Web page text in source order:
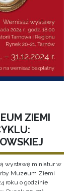
ZIEMI
wystawę miniatur w
Muzeum Ziemi
roku o godzinie